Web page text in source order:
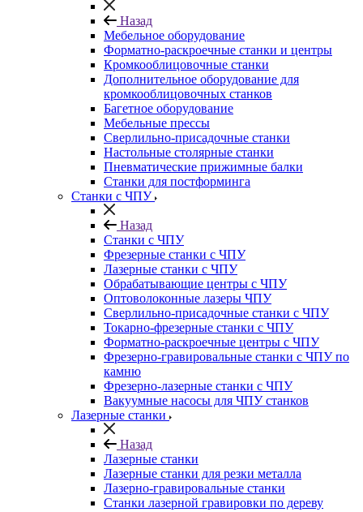
Назад
Мебельное оборудование
Форматно-раскроечные станки и центры
Кромкооблицовочные станки
Дополнительное оборудование для
кромкооблицовочных станков
Багетное оборудование
Мебельные прессы
Сверлильно-присадочные станки
Настольные столярные станки
Пневматические прижимные балки
Станки для постформинга
Станки с ЧПУ
Назад
Станки с ЧПУ
Фрезерные станки с ЧПУ
Лазерные станки с ЧПУ
Обрабатывающие центры с ЧПУ
Оптоволоконные лазеры ЧПУ
Сверлильно-присадочные станки с ЧПУ
Токарно-фрезерные станки с ЧПУ
Форматно-раскроечные центры с ЧПУ
Фрезерно-гравировальные станки с ЧПУ по
камню
Фрезерно-лазерные станки с ЧПУ
Вакуумные насосы для ЧПУ станков
Лазерные станки
Назад
Лазерные станки
Лазерные станки для резки металла
Лазерно-гравировальные станки
Станки лазерной гравировки по дереву